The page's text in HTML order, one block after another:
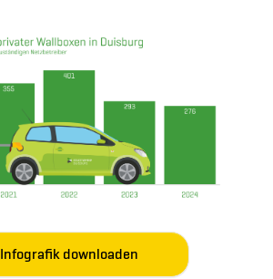
Infografik downloaden